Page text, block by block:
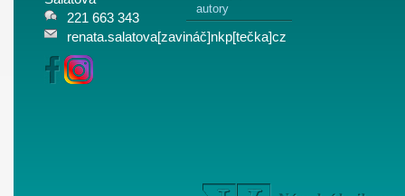
221 663 343
renata.salatova[zavináč]nkp[tečka]cz
autory